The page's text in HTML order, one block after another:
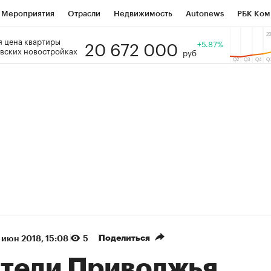
Мероприятия Отрасли Недвижимость Autonews РБК
РБК Образование Тренды
цена квартиры
новостройках
20 672 000 руб
+5.87%
июн 2018, 15:08 5 Поделиться